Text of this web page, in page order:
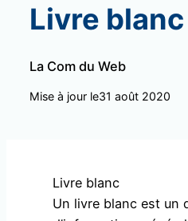
Livre blanc
La Com du Web
Mise à jour le31 août 2020
Livre blanc
Un livre blanc est un